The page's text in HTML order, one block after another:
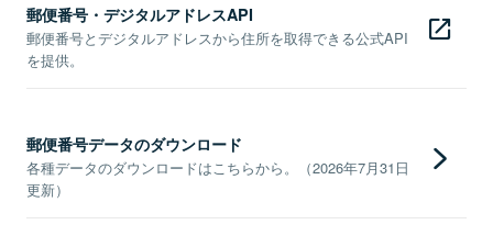
郵便番号・デジタルアドレスAPI
郵便番号とデジタルアドレスから住所を取得できる公式API
を提供。
郵便番号データのダウンロード
各種データのダウンロードはこちらから。（2026年7月31日
更新）